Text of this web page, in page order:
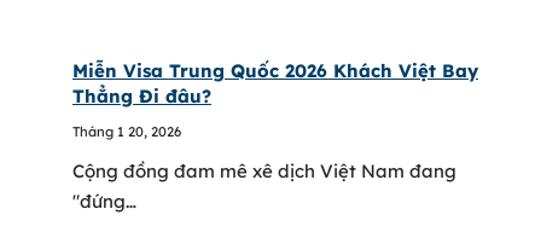
Miễn Visa Trung Quốc 2026 Khách Việt Bay
Thẳng Đi đâu?
Tháng 1 20, 2026
Cộng đồng đam mê xê dịch Việt Nam đang
"đứng…